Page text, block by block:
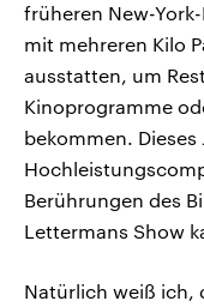
früheren New-
mit mehreren Kilo
ausstatten, um
Kinoprogramme
bekommen.
Berührungen des
Lettermans Show
Natürlich weiß ich,